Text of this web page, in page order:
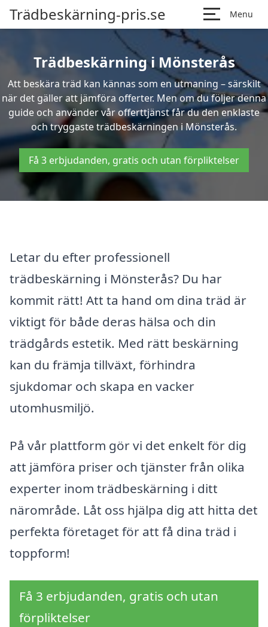
Trädbeskärning-pris.se Menu
Trädbeskärning i Mönsterås
Att beskära träd kan kännas som en utmaning – särskilt
när det gäller att jämföra offerter. Men om du följer denna
guide och använder vår offerttjänst får du den enklaste
och tryggaste trädbeskärningen i Mönsterås.
Få 3 erbjudanden, gratis och utan förpliktelser
Letar du efter professionell
trädbeskärning i Mönsterås? Du har
kommit rätt! Att ta hand om dina träd är
viktigt för både deras hälsa och din
trädgårds estetik. Med rätt beskärning
kan du främja tillväxt, förhindra
sjukdomar och skapa en vacker
utomhusmiljö.
På vår plattform gör vi det enkelt för dig
att jämföra priser och tjänster från olika
experter inom trädbeskärning i ditt
närområde. Låt oss hjälpa dig att hitta det
perfekta företaget för att få dina träd i
toppform!
Få 3 erbjudanden, gratis och utan
förpliktelser